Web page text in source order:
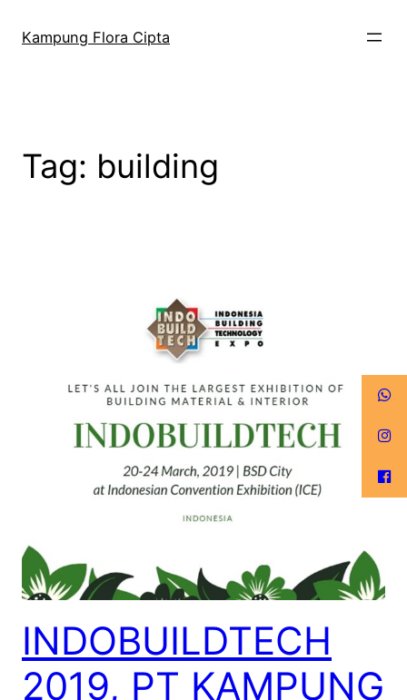
Kampung Flora Cipta
Tag: building
INDOBUILDTECH
2019, PT KAMPUNG